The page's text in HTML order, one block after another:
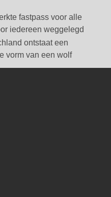
fastpass voor alle
iedereen weggelegd
ontstaat een
vorm van een wolf